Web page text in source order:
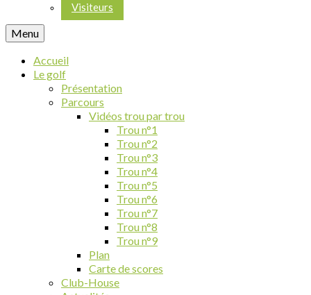
Visiteurs
Menu
Accueil
Le golf
Présentation
Parcours
Vidéos trou par trou
Trou n°1
Trou n°2
Trou n°3
Trou n°4
Trou n°5
Trou n°6
Trou n°7
Trou n°8
Trou n°9
Plan
Carte de scores
Club-House